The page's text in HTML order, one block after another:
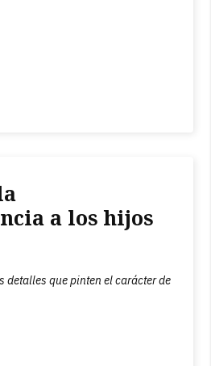
a los hijos
detalles que pinten el carácter de